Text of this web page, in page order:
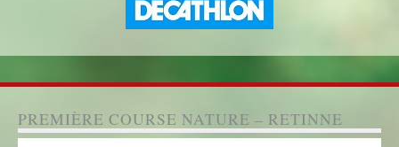
PREMIÈRE COURSE NATURE – RETINNE